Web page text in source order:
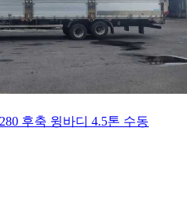
후축 윙바디 4.5톤 수동